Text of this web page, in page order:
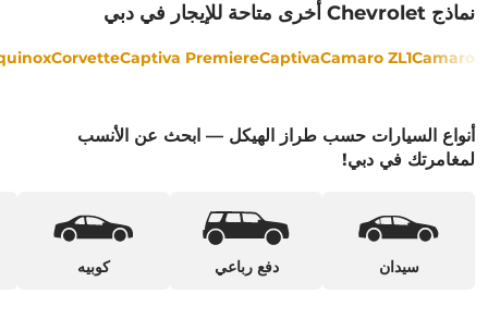
نماذج Chevrolet أخرى متاحة للإيجار في دبي
Camaro
Camaro ZL1
Captiva
Captiva Premiere
Corvette
أنواع السيارات حسب طراز الهيكل — ابحث عن الأنسب
لمغامرتك في دبي!
سيدان دفع رباعي كوبيه